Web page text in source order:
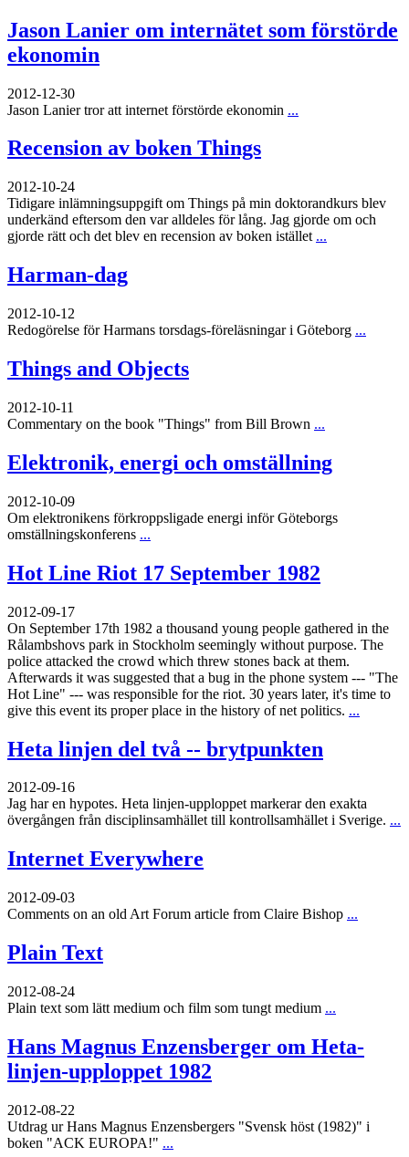
Jason Lanier om internätet som förstörde
ekonomin
2012-12-30
Jason Lanier tror att internet förstörde ekonomin ...
Recension av boken Things
2012-10-24
Tidigare inlämningsuppgift om Things på min doktorandkurs blev
underkänd eftersom den var alldeles för lång. Jag gjorde om och
gjorde rätt och det blev en recension av boken istället ...
Harman-dag
2012-10-12
Redogörelse för Harmans torsdags-föreläsningar i Göteborg ...
Things and Objects
2012-10-11
Commentary on the book "Things" from Bill Brown ...
Elektronik, energi och omställning
2012-10-09
Om elektronikens förkroppsligade energi inför Göteborgs
omställningskonferens ...
Hot Line Riot 17 September 1982
2012-09-17
On September 17th 1982 a thousand young people gathered in the
Rålambshovs park in Stockholm seemingly without purpose. The
police attacked the crowd which threw stones back at them.
Afterwards it was suggested that a bug in the phone system --- "The
Hot Line" --- was responsible for the riot. 30 years later, it's time to
give this event its proper place in the history of net politics. ...
Heta linjen del två -- brytpunkten
2012-09-16
Jag har en hypotes. Heta linjen-upploppet markerar den exakta
övergången från disciplinsamhället till kontrollsamhället i Sverige. ...
Internet Everywhere
2012-09-03
Comments on an old Art Forum article from Claire Bishop ...
Plain Text
2012-08-24
Plain text som lätt medium och film som tungt medium ...
Hans Magnus Enzensberger om Heta-
linjen-upploppet 1982
2012-08-22
Utdrag ur Hans Magnus Enzensbergers "Svensk höst (1982)" i
boken "ACK EUROPA!" ...